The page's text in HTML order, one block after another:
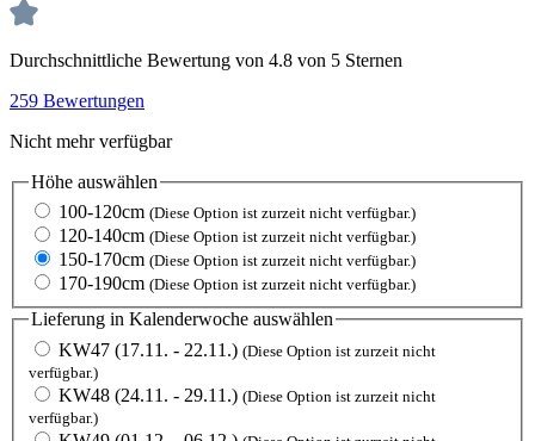
Durchschnittliche Bewertung von 4.8 von 5 Sternen
259 Bewertungen
Nicht mehr verfügbar
Höhe auswählen
100-120cm (Diese Option ist zurzeit nicht verfügbar.)
120-140cm (Diese Option ist zurzeit nicht verfügbar.)
150-170cm (Diese Option ist zurzeit nicht verfügbar.)
170-190cm (Diese Option ist zurzeit nicht verfügbar.)
Lieferung in Kalenderwoche auswählen
KW47 (17.11. - 22.11.) (Diese Option ist zurzeit nicht
verfügbar.)
KW48 (24.11. - 29.11.) (Diese Option ist zurzeit nicht
verfügbar.)